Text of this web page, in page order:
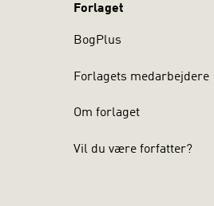
Forlaget
BogPlus
Forlagets medarbejdere
Om forlaget
Vil du være forfatter?